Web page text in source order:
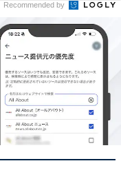
NHK連続テレビ小
が演じる主人公・
役で人気を集めま
Recommended by